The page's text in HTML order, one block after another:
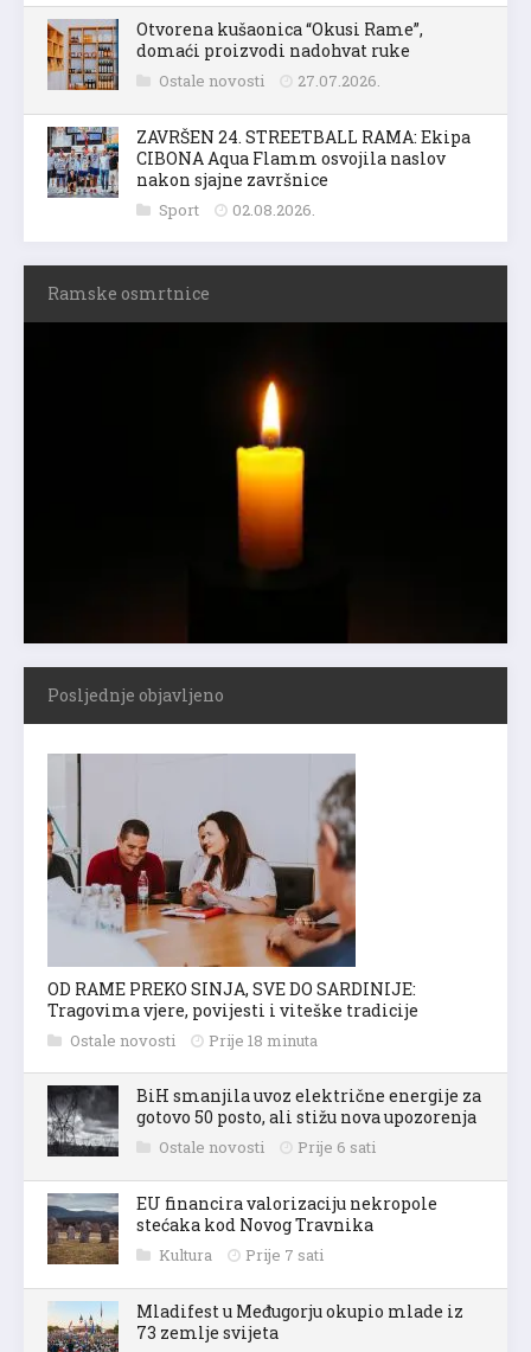
Otvorena kušaonica “Okusi Rame”,
domaći proizvodi nadohvat ruke
Ostale novosti 27.07.2026.
ZAVRŠEN 24. STREETBALL RAMA: Ekipa
CIBONA Aqua Flamm osvojila naslov
nakon sjajne završnice
Sport 02.08.2026.
Ramske osmrtnice
Posljednje objavljeno
OD RAME PREKO SINJA, SVE DO SARDINIJE:
Tragovima vjere, povijesti i viteške tradicije
Ostale novosti Prije 18 minuta
BiH smanjila uvoz električne energije za
gotovo 50 posto, ali stižu nova upozorenja
Ostale novosti Prije 6 sati
EU financira valorizaciju nekropole
stećaka kod Novog Travnika
Kultura Prije 7 sati
Mladifest u Međugorju okupio mlade iz
73 zemlje svijeta